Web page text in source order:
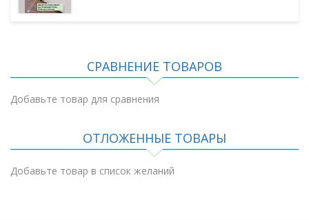
СРАВНЕНИЕ ТОВАРОВ
Добавьте товар для сравнения
ОТЛОЖЕННЫЕ ТОВАРЫ
Добавьте товар в список желаний